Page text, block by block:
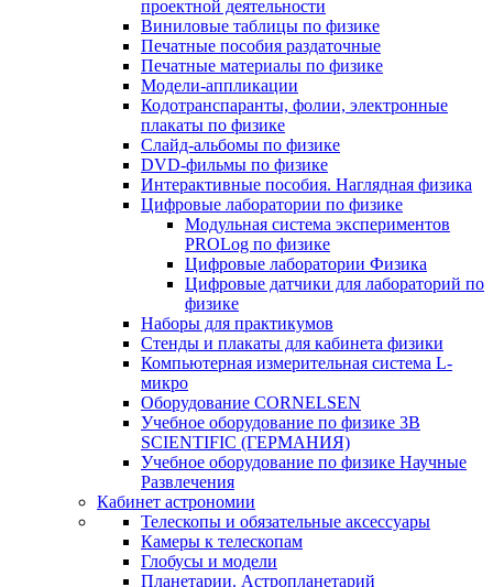
проектной деятельности
Виниловые таблицы по физике
Печатные пособия раздаточные
Печатные материалы по физике
Модели-аппликации
Кодотранспаранты, фолии, электронные
плакаты по физике
Слайд-альбомы по физике
DVD-фильмы по физике
Интерактивные пособия. Наглядная физика
Цифровые лаборатории по физике
Модульная система экспериментов
PROLog по физике
Цифровые лаборатории Физика
Цифровые датчики для лабораторий по
физике
Наборы для практикумов
Стенды и плакаты для кабинета физики
Компьютерная измерительная система L-
микро
Оборудование CORNELSEN
Учебное оборудование по физике 3B
SCIENTIFIC (ГЕРМАНИЯ)
Учебное оборудование по физике Научные
Развлечения
Кабинет астрономии
Телескопы и обязательные аксессуары
Камеры к телескопам
Глобусы и модели
Планетарии. Астропланетарий